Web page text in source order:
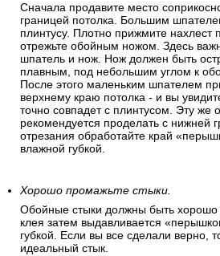
Сначала продавите место
границей потолка. Большим
плинтусу. Плотно прижмите нахлест
отрежьте обойным ножом. Здесь
шпатель и нож. Нож должен быть
плавным, под небольшим углом к
После этого маленьким шпателем
верхнему краю потолка - и вы
точно совпадет с плинтусом. Эту же
рекомендуется проделать с нижней
отрезания обработайте край
влажной губкой.
Хорошо промажьте стыки.
Обойные стыки должны быть
клея затем выдавливается
губкой. Если вы все сделали верно,
идеальный стык.